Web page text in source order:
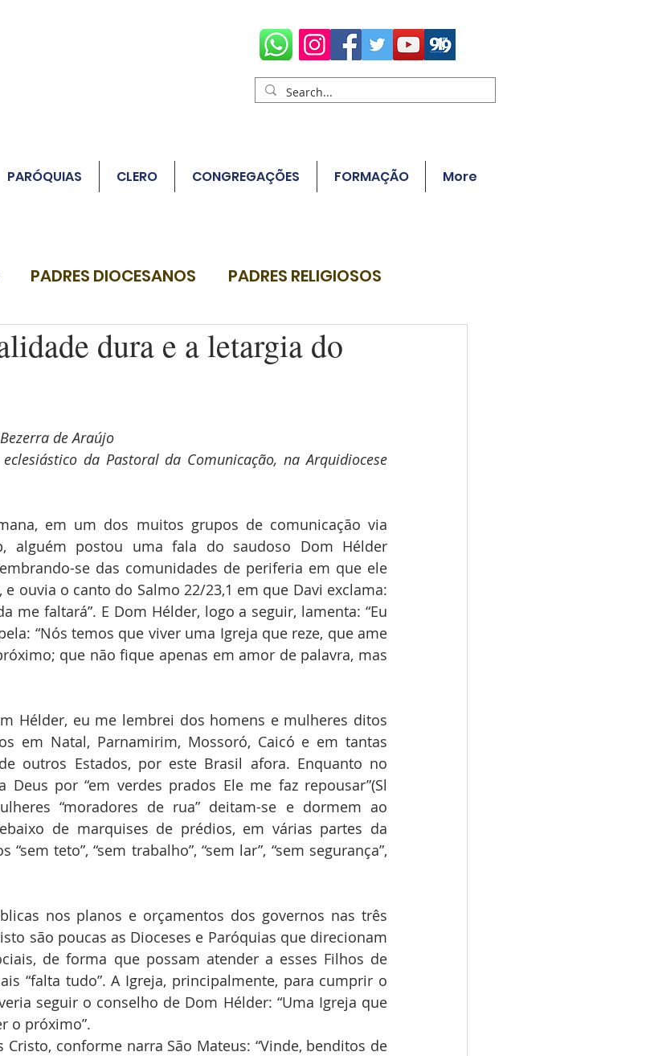
PARÓQUIAS CLERO CONGREGAÇÕES FORMAÇÃO More
PADRES DIOCESANOS PADRES RELIGIOSOS
dura e a letargia do
de Araújo
eclesiástico da Pastoral da Comunicação, na Arquidiocese
em um dos muitos grupos de comunicação via
alguém postou uma fala do saudoso Dom Hélder
se das comunidades de periferia em que ele
e ouvia o canto do Salmo 22/23,1 em que Davi exclama:
me faltará”. E Dom Hélder, logo a seguir, lamenta: “Eu
“Nós temos que viver uma Igreja que reze, que ame
que não fique apenas em amor de palavra, mas
Hélder, eu me lembrei dos homens e mulheres ditos
em Natal, Parnamirim, Mossoró, Caicó e em tantas
outros Estados, por este Brasil afora. Enquanto no
por “em verdes prados Ele me faz repousar”(Sl
“moradores de rua” deitam-se e dormem ao
de marquises de prédios, em várias partes da
teto”, “sem trabalho”, “sem lar”, “sem segurança”,
nos planos e orçamentos dos governos nas três
são poucas as Dioceses e Paróquias que direcionam
de forma que possam atender a esses Filhos de
“falta tudo”. A Igreja, principalmente, para cumprir o
seguir o conselho de Dom Hélder: “Uma Igreja que
o próximo”.
Cristo, conforme narra São Mateus: “Vinde, benditos de